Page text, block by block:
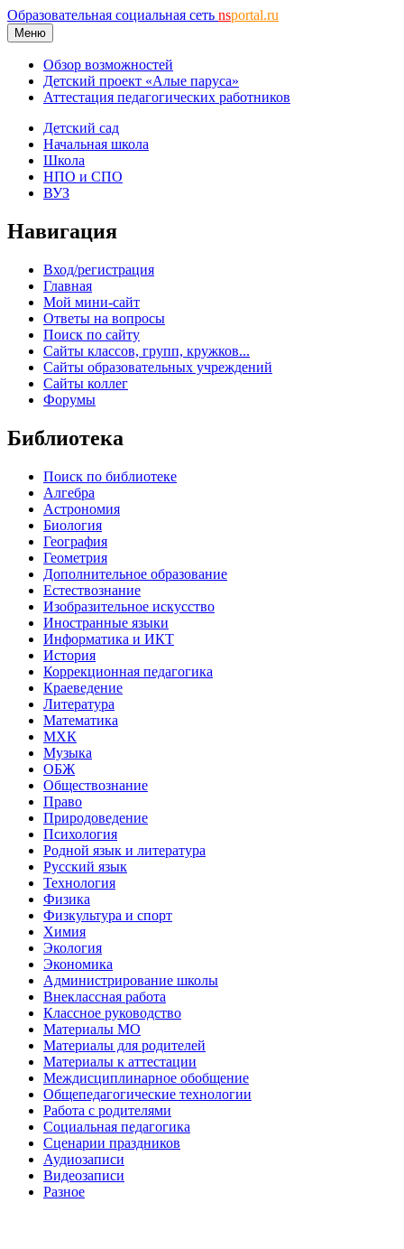
Образовательная социальная сеть nsportal.ru
Меню
Обзор возможностей
Детский проект «Алые паруса»
Аттестация педагогических работников
Детский сад
Начальная школа
Школа
НПО и СПО
ВУЗ
Навигация
Вход/регистрация
Главная
Мой мини-сайт
Ответы на вопросы
Поиск по сайту
Сайты классов, групп, кружков...
Сайты образовательных учреждений
Сайты коллег
Форумы
Библиотека
Поиск по библиотеке
Алгебра
Астрономия
Биология
География
Геометрия
Дополнительное образование
Естествознание
Изобразительное искусство
Иностранные языки
Информатика и ИКТ
История
Коррекционная педагогика
Краеведение
Литература
Математика
МХК
Музыка
ОБЖ
Обществознание
Право
Природоведение
Психология
Родной язык и литература
Русский язык
Технология
Физика
Физкультура и спорт
Химия
Экология
Экономика
Администрирование школы
Внеклассная работа
Классное руководство
Материалы МО
Материалы для родителей
Материалы к аттестации
Междисциплинарное обобщение
Общепедагогические технологии
Работа с родителями
Социальная педагогика
Сценарии праздников
Аудиозаписи
Видеозаписи
Разное